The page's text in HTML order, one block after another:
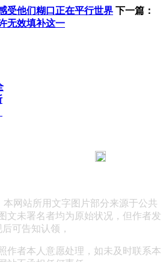
受他们糊口正在平行世界 下一篇：
无效填补这一
本网站所用文字图片部分来源于公共
文未署名者均为原始状况，但作者发
后可告知认领，
作者本人意愿处理，如未及时联系本